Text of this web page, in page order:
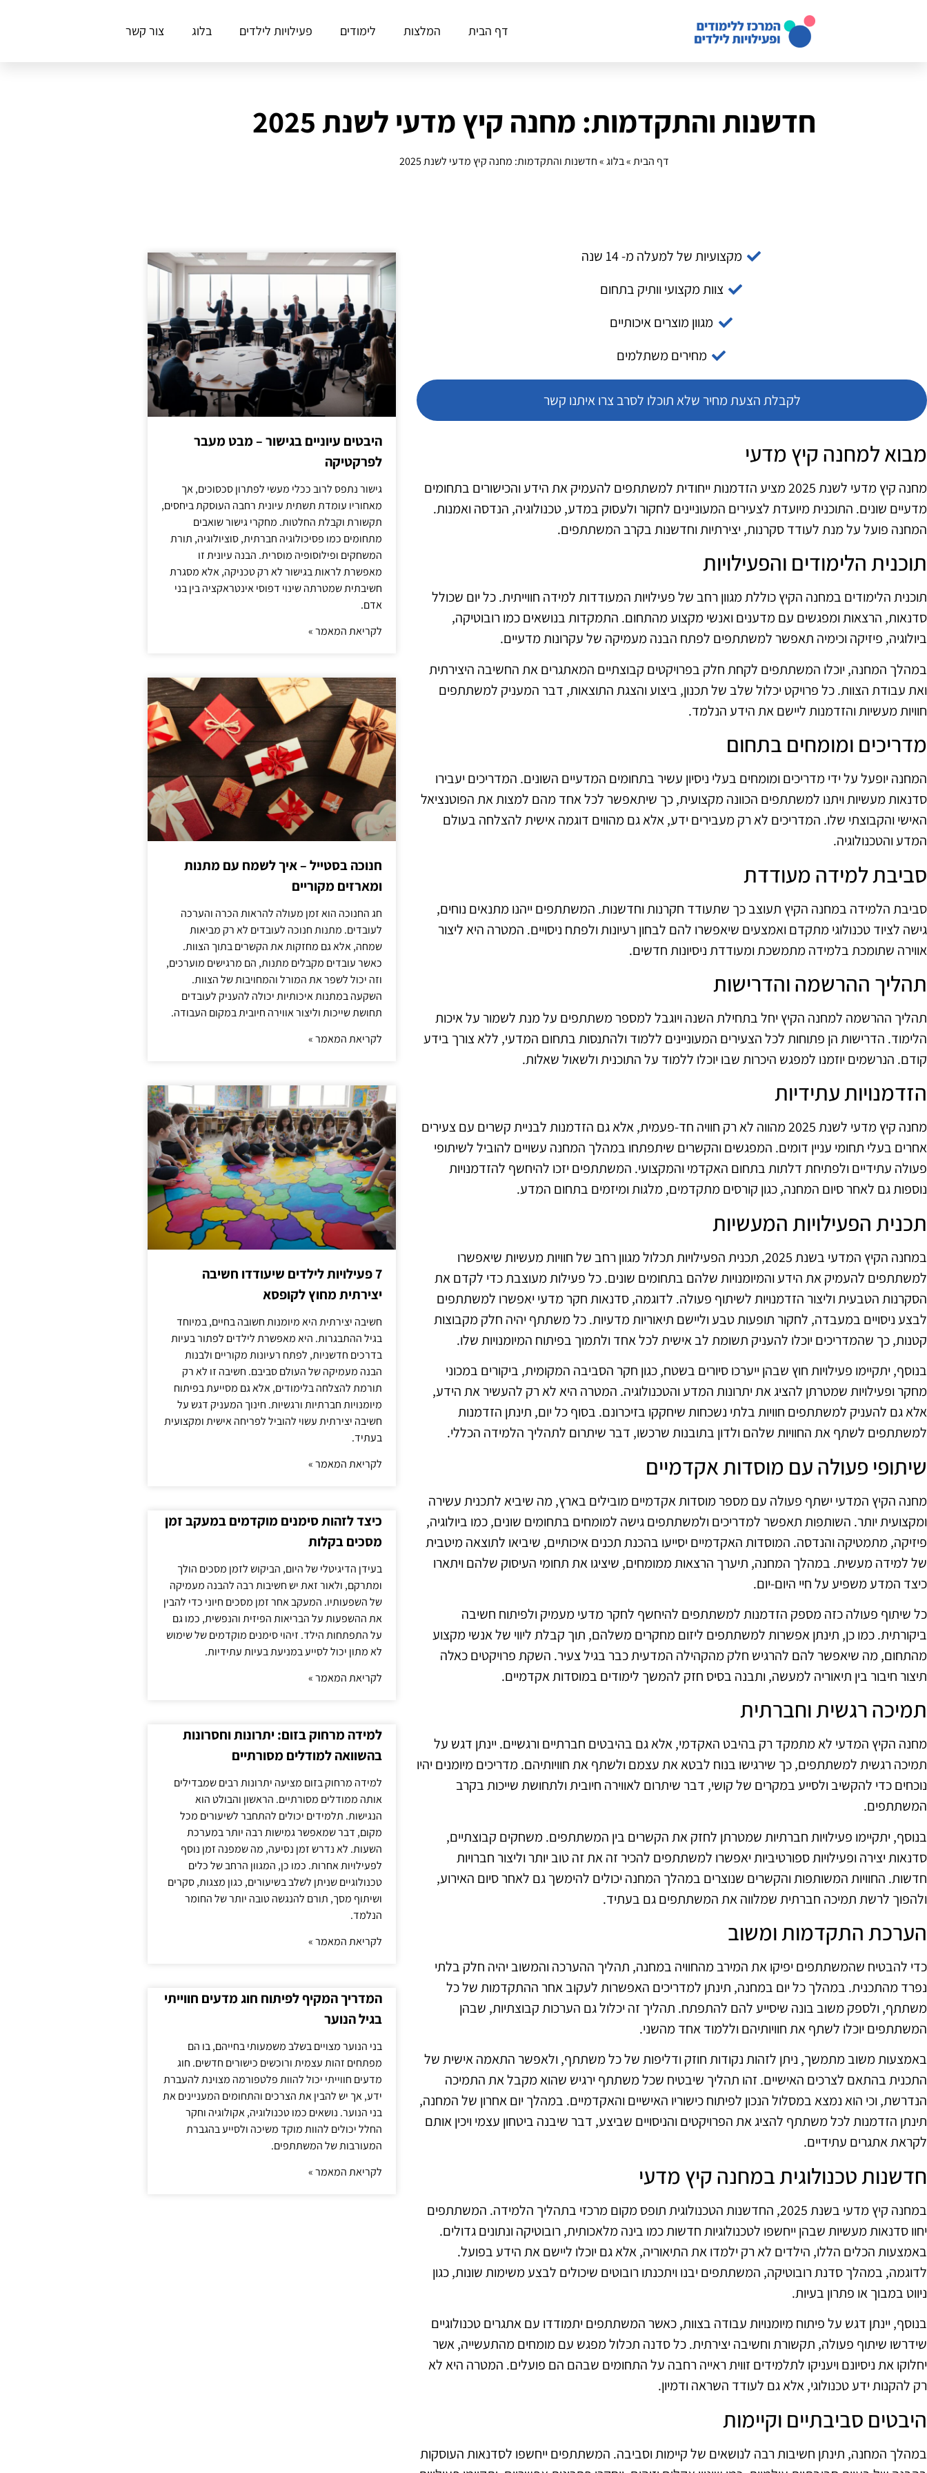
דף הבית המלצות לימודים פעילויות לילדים בלוג צור קשר
חדשנות והתקדמות: מחנה קיץ מדעי לשנת 2025
דף הבית»בלוג»חדשנות והתקדמות: מחנה קיץ מדעי לשנת 2025
מקצועיות של למעלה מ- 14 שנה
צוות מקצועי וותיק בתחום
מגוון מוצרים איכותיים
מחירים משתלמים
לקבלת הצעת מחיר שלא תוכלו לסרב צרו איתנו קשר
מבוא למחנה קיץ מדעי
מחנה קיץ מדעי לשנת 2025 מציע הזדמנות ייחודית למשתתפים להעמיק את הידע והכישורים בתחומים
מדעיים שונים. התוכנית מיועדת לצעירים המעוניינים לחקור ולעסוק במדע, טכנולוגיה, הנדסה ואמנות.
המחנה פועל על מנת לעודד סקרנות, יצירתיות וחדשנות בקרב המשתתפים.
תוכנית הלימודים והפעילויות
תוכנית הלימודים במחנה הקיץ כוללת מגוון רחב של פעילויות המעודדות למידה חווייתית. כל יום שכולל
סדנאות, הרצאות ומפגשים עם מדענים ואנשי מקצוע מהתחום. התמקדות בנושאים כמו רובוטיקה,
ביולוגיה, פיזיקה וכימיה תאפשר למשתתפים לפתח הבנה מעמיקה של עקרונות מדעיים.
במהלך המחנה, יוכלו המשתתפים לקחת חלק בפרויקטים קבוצתיים המאתגרים את החשיבה היצירתית
ואת עבודת הצוות. כל פרויקט יכלול שלב של תכנון, ביצוע והצגת התוצאות, דבר המעניק למשתתפים
חוויות מעשיות והזדמנות ליישם את הידע הנלמד.
מדריכים ומומחים בתחום
המחנה יופעל על ידי מדריכים ומומחים בעלי ניסיון עשיר בתחומים המדעיים השונים. המדריכים יעבירו
סדנאות מעשיות ויתנו למשתתפים הכוונה מקצועית, כך שיתאפשר לכל אחד מהם למצות את הפוטנציאל
האישי והקבוצתי שלו. המדריכים לא רק מעבירים ידע, אלא גם מהווים דוגמה אישית להצלחה בעולם
המדע והטכנולוגיה.
סביבת למידה מעודדת
סביבת הלמידה במחנה הקיץ תעוצב כך שתעודד חקרנות וחדשנות. המשתתפים ייהנו מתנאים נוחים,
גישה לציוד טכנולוגי מתקדם ואמצעים שיאפשרו להם לבחון רעיונות ולפתח ניסויים. המטרה היא ליצור
אווירה שתומכת בלמידה מתמשכת ומעודדת ניסיונות חדשים.
תהליך ההרשמה והדרישות
תהליך ההרשמה למחנה הקיץ יחל בתחילת השנה ויוגבל למספר משתתפים על מנת לשמור על איכות
הלימוד. הדרישות הן פתוחות לכל הצעירים המעוניינים ללמוד ולהתנסות בתחום המדעי, ללא צורך בידע
קודם. הנרשמים יוזמנו למפגש היכרות שבו יוכלו ללמוד על התוכנית ולשאול שאלות.
הזדמנויות עתידיות
מחנה קיץ מדעי לשנת 2025 מהווה לא רק חוויה חד-פעמית, אלא גם הזדמנות לבניית קשרים עם צעירים
אחרים בעלי תחומי עניין דומים. המפגשים והקשרים שיתפתחו במהלך המחנה עשויים להוביל לשיתופי
פעולה עתידיים ולפתיחת דלתות בתחום האקדמי והמקצועי. המשתתפים יזכו להיחשף להזדמנויות
נוספות גם לאחר סיום המחנה, כגון קורסים מתקדמים, מלגות ומיזמים בתחום המדע.
תכנית הפעילויות המעשיות
במחנה הקיץ המדעי בשנת 2025, תכנית הפעילויות תכלול מגוון רחב של חוויות מעשיות שיאפשרו
למשתתפים להעמיק את הידע והמיומנויות שלהם בתחומים שונים. כל פעילות מעוצבת כדי לקדם את
הסקרנות הטבעית וליצור הזדמנויות לשיתוף פעולה. לדוגמה, סדנאות חקר מדעי יאפשרו למשתתפים
לבצע ניסויים במעבדה, לחקור תופעות טבע וליישם תיאוריות מדעיות. כל משתתף יהיה חלק מקבוצות
קטנות, כך שהמדריכים יוכלו להעניק תשומת לב אישית לכל אחד ולתמוך בפיתוח המיומנויות שלו.
בנוסף, יתקיימו פעילויות חוץ שבהן ייערכו סיורים בשטח, כגון חקר הסביבה המקומית, ביקורים במכוני
מחקר ופעילויות שמטרתן להציג את יתרונות המדע והטכנולוגיה. המטרה היא לא רק להעשיר את הידע,
אלא גם להעניק למשתתפים חוויות בלתי נשכחות שיחקקו בזיכרונם. בסוף כל יום, תינתן הזדמנות
למשתתפים לשתף את החוויות שלהם ולדון בתובנות שרכשו, דבר שיתרום לתהליך הלמידה הכללי.
שיתופי פעולה עם מוסדות אקדמיים
מחנה הקיץ המדעי ישתף פעולה עם מספר מוסדות אקדמיים מובילים בארץ, מה שיביא לתכנית עשירה
ומקצועית יותר. השותפות תאפשר למדריכים ולמשתתפים גישה למומחים בתחומים שונים, כמו ביולוגיה,
פיזיקה, מתמטיקה והנדסה. המוסדות האקדמיים יסייעו בהכנת תכנים איכותיים, שיביאו לתוצאה מיטבית
של למידה מעשית. במהלך המחנה, תיערך הרצאות ממומחים, שיציגו את תחומי העיסוק שלהם ויתארו
כיצד המדע משפיע על חיי היום-יום.
כל שיתוף פעולה כזה מספק הזדמנות למשתתפים להיחשף לחקר מדעי מעמיק ולפיתוח חשיבה
ביקורתית. כמו כן, תינתן אפשרות למשתתפים ליזום מחקרים משלהם, תוך קבלת ליווי של אנשי מקצוע
מהתחום, מה שיאפשר להם להרגיש חלק מהקהילה המדעית כבר בגיל צעיר. השקת פרויקטים כאלה
תיצור חיבור בין תיאוריה למעשה, ותבנה בסיס חזק להמשך לימודים במוסדות אקדמיים.
תמיכה רגשית וחברתית
מחנה הקיץ המדעי לא מתמקד רק בהיבט האקדמי, אלא גם בהיבטים חברתיים ורגשיים. יינתן דגש על
תמיכה רגשית למשתתפים, כך שירגישו בנוח לבטא את עצמם ולשתף את חוויותיהם. מדריכים מיומנים יהיו
נוכחים כדי להקשיב ולסייע במקרים של קושי, דבר שיתרום לאווירה חיובית ולתחושת שייכות בקרב
המשתתפים.
בנוסף, יתקיימו פעילויות חברתיות שמטרתן לחזק את הקשרים בין המשתתפים. משחקים קבוצתיים,
סדנאות יצירה ופעילויות ספורטיביות יאפשרו למשתתפים להכיר זה את זה טוב יותר וליצור חברויות
חדשות. החוויות המשותפות והקשרים שנוצרים במהלך המחנה יכולים להימשך גם לאחר סיום האירוע,
ולהפוך לרשת תמיכה חברתית שמלווה את המשתתפים גם בעתיד.
הערכת התקדמות ומשוב
כדי להבטיח שהמשתתפים יפיקו את המירב מהחוויה במחנה, תהליך ההערכה והמשוב יהיה חלק בלתי
נפרד מהתכנית. במהלך כל יום במחנה, תינתן למדריכים האפשרות לעקוב אחר ההתקדמות של כל
משתתף, ולספק משוב בונה שיסייע להם להתפתח. תהליך זה יכלול גם הערכות קבוצתיות, שבהן
המשתתפים יוכלו לשתף את חוויותיהם וללמוד אחד מהשני.
באמצעות משוב מתמשך, ניתן לזהות נקודות חוזק ודליפות של כל משתתף, ולאפשר התאמה אישית של
התכנית בהתאם לצרכים האישיים. זהו תהליך שיבטיח שכל משתתף ירגיש שהוא מקבל את התמיכה
הנדרשת, וכי הוא נמצא במסלול הנכון לפיתוח כישוריו האישיים והאקדמיים. במהלך יום אחרון של המחנה,
תינתן הזדמנות לכל משתתף להציג את הפרויקטים והניסויים שביצע, דבר שיבנה ביטחון עצמי ויכין אותם
לקראת אתגרים עתידיים.
חדשנות טכנולוגית במחנה קיץ מדעי
במחנה קיץ מדעי בשנת 2025, החדשנות הטכנולוגית תופס מקום מרכזי בתהליך הלמידה. המשתתפים
יחוו סדנאות מעשיות שבהן ייחשפו לטכנולוגיות חדשות כמו בינה מלאכותית, רובוטיקה ונתונים גדולים.
באמצעות הכלים הללו, הילדים לא רק ילמדו את התיאוריה, אלא גם יוכלו ליישם את הידע בפועל.
לדוגמה, במהלך סדנת רובוטיקה, המשתתפים יבנו ויתכנתו רובוטים שיכולים לבצע משימות שונות, כגון
ניווט במבוך או פתרון בעיות.
בנוסף, יינתן דגש על פיתוח מיומנויות עבודה בצוות, כאשר המשתתפים יתמודדו עם אתגרים טכנולוגיים
שידרשו שיתוף פעולה, תקשורת וחשיבה יצירתית. כל סדנה תכלול מפגש עם מומחים מהתעשייה, אשר
יחלוקו את ניסיונם ויעניקו לתלמידים זווית ראייה רחבה על התחומים שבהם הם פועלים. המטרה היא לא
רק להקנות ידע טכנולוגי, אלא גם לעודד השראה ודמיון.
היבטים סביבתיים וקיימות
במהלך המחנה, תינתן חשיבות רבה לנושאים של קיימות וסביבה. המשתתפים ייחשפו לסדנאות העוסקות
היבטים עיוניים בגישור – מבט מעבר
לפרקטיקה
גישור נתפס לרוב ככלי מעשי לפתרון סכסוכים, אך
מאחוריו עומדת תשתית עיונית רחבה העוסקת ביחסים,
תקשורת וקבלת החלטות. מחקרי גישור שואבים
מתחומים כמו פסיכולוגיה חברתית, סוציולוגיה, תורת
המשחקים ופילוסופיה מוסרית. הבנה עיונית זו
מאפשרת לראות בגישור לא רק טכניקה, אלא מסגרת
חשיבתית שמטרתה שינוי דפוסי אינטראקציה בין בני
אדם.
לקריאת המאמר »
חנוכה בסטייל – איך לשמח עם מתנות
ומארזים מקוריים
חג החנוכה הוא זמן מעולה להראות הכרה והערכה
לעובדים. מתנות חנוכה לעובדים לא רק מביאות
שמחה, אלא גם מחזקות את הקשרים בתוך הצוות.
כאשר עובדים מקבלים מתנות, הם מרגישים מוערכים,
וזה יכול לשפר את המורל והמחויבות של הצוות.
השקעה במתנות איכותיות יכולה להעניק לעובדים
תחושת שייכות וליצור אווירה חיובית במקום העבודה.
לקריאת המאמר »
7 פעילויות לילדים שיעודדו חשיבה
יצירתית מחוץ לקופסא
חשיבה יצירתית היא מיומנות חשובה בחיים, במיוחד
בגיל ההתבגרות. היא מאפשרת לילדים לפתור בעיות
בדרכים חדשניות, לפתח רעיונות מקוריים ולבנות
הבנה מעמיקה של העולם סביבם. חשיבה זו לא רק
תורמת להצלחה בלימודים, אלא גם מסייעת בפיתוח
מיומנויות חברתיות ורגשיות. חינוך המעניק דגש על
חשיבה יצירתית עשוי להוביל לפריחה אישית ומקצועית
בעתיד.
לקריאת המאמר »
כיצד לזהות סימנים מוקדמים במעקב זמן
מסכים בקלות
בעידן הדיגיטלי של היום, הביקוש לזמן מסכים הולך
ומתרקם, ולאור זאת יש חשיבות רבה להבנה מעמיקה
של השפעותיו. המעקב אחר זמן מסכים חיוני כדי להבין
את ההשפעות על הבריאות הפיזית והנפשית, כמו גם
על התפתחות הילד. זיהוי סימנים מוקדמים של שימוש
לא מתון יכול לסייע במניעת בעיות עתידיות.
לקריאת המאמר »
למידה מרחוק בזום: יתרונות וחסרונות
בהשוואה למודלים מסורתיים
למידה מרחוק בזום מציעה יתרונות רבים שמבדילים
אותה ממודלים מסורתיים. הראשון והבולט הוא
הנגישות. תלמידים יכולים להתחבר לשיעורים מכל
מקום, דבר שמאפשר גמישות רבה יותר במערכת
השעות. לא נדרש זמן נסיעה, מה שמפנה זמן נוסף
לפעילויות אחרות. כמו כן, המגוון הרחב של כלים
טכנולוגיים שניתן לשלב בשיעורים, כגון מצגות, סקרים
ושיתוף מסך, תורם להנגשה טובה יותר של החומר
הנלמד.
לקריאת המאמר »
המדריך המקיף לפיתוח חוג מדעים חווייתי
בגיל הנוער
בני הנוער מצויים בשלב משמעותי בחייהם, בו הם
מפתחים זהות עצמית ורוכשים כישורים חדשים. חוג
מדעים חווייתי יכול להוות פלטפורמה מצוינת להעברת
ידע, אך יש להבין את הצרכים והתחומים המעניינים את
בני הנוער. נושאים כמו טכנולוגיה, אקולוגיה וחקר
החלל יכולים להוות מוקד משיכה ולסייע בהגברת
המעורבות של המשתתפים.
לקריאת המאמר »